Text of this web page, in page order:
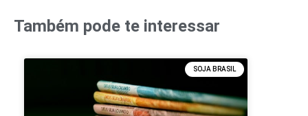
Também pode te interessar
SOJA BRASIL